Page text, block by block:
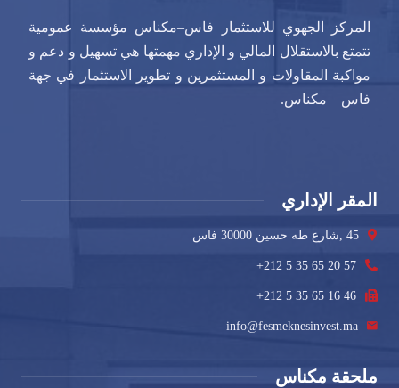
المركز الجهوي للاستثمار فاس–مكناس مؤسسة عمومية
تتمتع بالاستقلال المالي و الإداري مهمتها هي تسهيل و دعم و
مواكبة المقاولات و المستثمرين و تطوير الاستثمار في جهة
فاس – مكناس.
المقر الإداري
45 ,شارع طه حسين 30000 فاس
+212 5 35 65 20 57
+212 5 35 65 16 46
info@fesmeknesinvest.ma
ملحقة مكناس